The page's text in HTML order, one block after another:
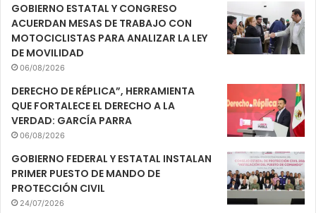
GOBIERNO ESTATAL Y CONGRESO
ACUERDAN MESAS DE TRABAJO CON
MOTOCICLISTAS PARA ANALIZAR LA LEY
DE MOVILIDAD
06/08/2026
DERECHO DE RÉPLICA”, HERRAMIENTA
QUE FORTALECE EL DERECHO A LA
VERDAD: GARCÍA PARRA
06/08/2026
GOBIERNO FEDERAL Y ESTATAL INSTALAN
PRIMER PUESTO DE MANDO DE
PROTECCIÓN CIVIL
24/07/2026